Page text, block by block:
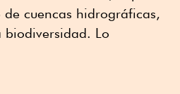
cuencas hidrográficas,
biodiversidad. Lo